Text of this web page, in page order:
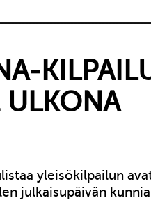
ULKONA
yleisökilpailun
julkaisupäivän